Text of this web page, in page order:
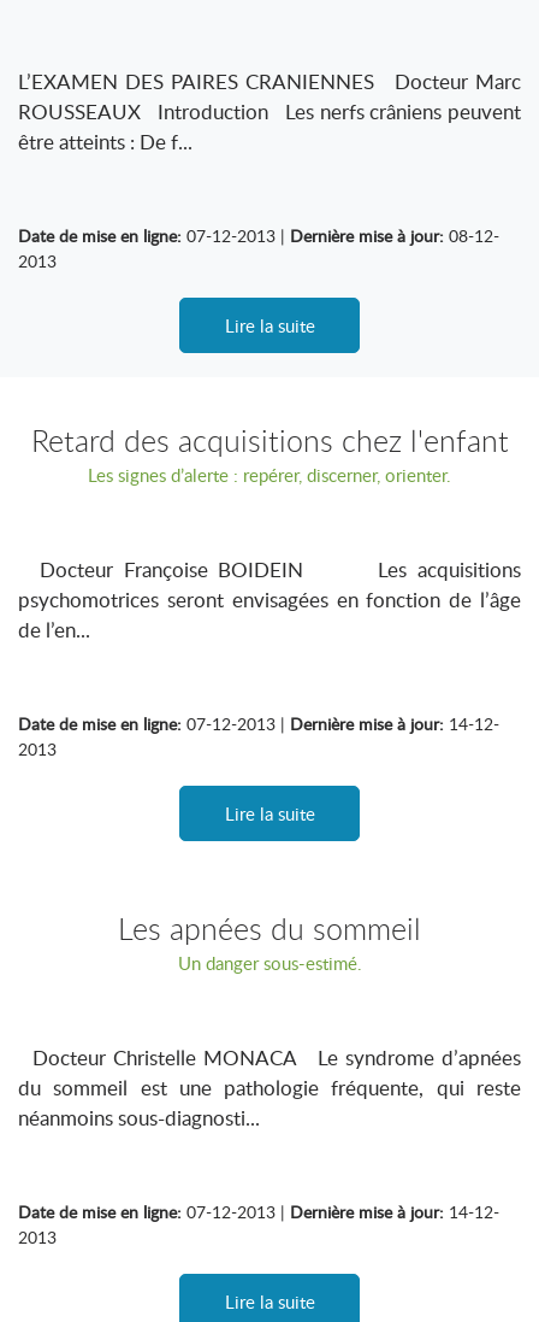
L’EXAMEN DES PAIRES CRANIENNES Docteur Marc
ROUSSEAUX Introduction Les nerfs crâniens peuvent
être atteints : De f...
Date de mise en ligne: 07-12-2013 | Dernière mise à jour: 08-12-
2013
Lire la suite
Retard des acquisitions chez l'enfant
Les signes d’alerte : repérer, discerner, orienter.
Docteur Françoise BOIDEIN Les acquisitions
psychomotrices seront envisagées en fonction de l’âge
de l’en...
Date de mise en ligne: 07-12-2013 | Dernière mise à jour: 14-12-
2013
Lire la suite
Les apnées du sommeil
Un danger sous-estimé.
Docteur Christelle MONACA Le syndrome d’apnées
du sommeil est une pathologie fréquente, qui reste
néanmoins sous-diagnosti...
Date de mise en ligne: 07-12-2013 | Dernière mise à jour: 14-12-
2013
Lire la suite